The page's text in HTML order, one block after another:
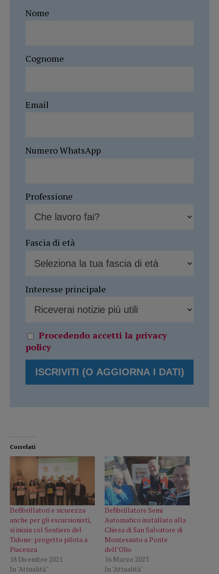
Nome
Cognome
Email
Numero WhatsApp
Professione
Fascia di età
Interesse principale
Procedendo accetti la privacy
policy
Correlati
Defibrillatori e sicurezza
anche per gli escursionisti,
si inizia col Sentiero del
Tidone: progetto pilota a
Piacenza
18 Dicembre 2021
In "Attualità"
Defibrillatore Semi
Automatico installato alla
Chiesa di San Salvatore di
Montesanto a Ponte
dell’Olio
16 Marzo 2023
In "Attualità"